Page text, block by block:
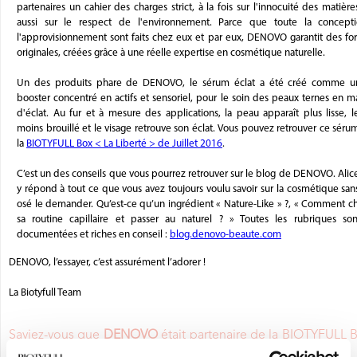
partenaires un cahier des charges strict, à la fois sur l'innocuité des
aussi sur le respect de l'environnement. Parce que toute la
l'approvisionnement sont faits chez eux et par eux, DENOVO garantit des
originales, créées grâce à une réelle expertise en cosmétique naturelle.
Un des produits phare de DENOVO, le sérum éclat a été créé comme
booster concentré en actifs et sensoriel, pour le soin des peaux ternes en
d'éclat. Au fur et à mesure des applications, la peau apparaît plus lisse,
moins brouillé et le visage retrouve son éclat. Vous pouvez retrouver ce
la BIOTYFULL Box < La Liberté > de Juillet 2016.
C’est un des conseils que vous pourrez retrouver sur le blog de DENOVO.
y répond à tout ce que vous avez toujours voulu savoir sur la cosmétique
osé le demander. Qu’est-ce qu’un ingrédient « Nature-Like » ?, « Comment
sa routine capillaire et passer au naturel ? » Toutes les rubriques
documentées et riches en conseil : blog.denovo-beaute.com
DENOVO, l’essayer, c’est assurément l’adorer !
La Biotyfull Team
Saviez-vous que DENOVOétait partenaire de la BIOTYFULL